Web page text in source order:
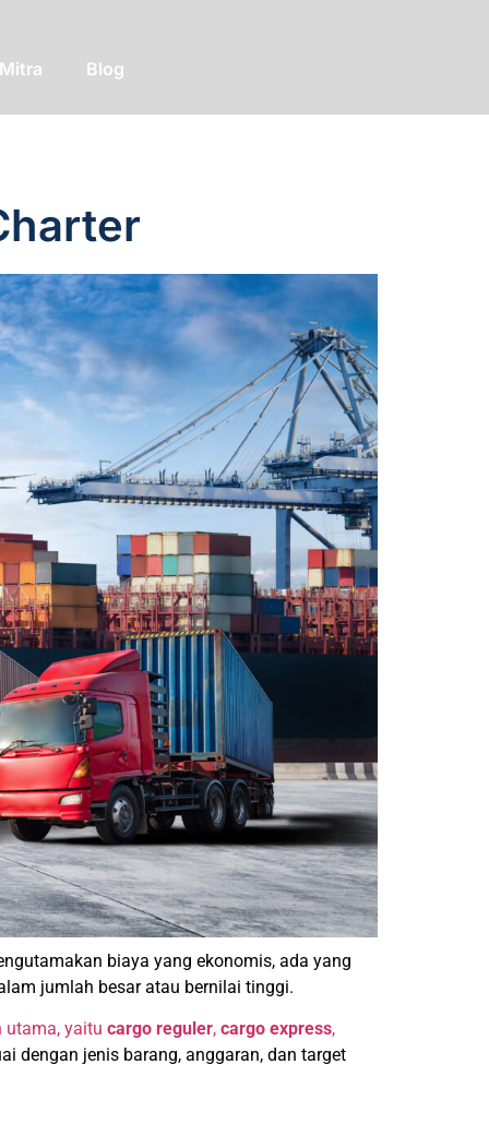
Mitra Blog
biaya yang ekonomis, ada yang
jumlah besar atau bernilai tinggi.
utama, yaitu cargo reguler, cargo express,
dengan jenis barang, anggaran, dan target